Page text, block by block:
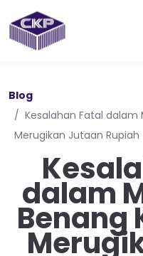
Blog
Kesalahan Fatal
Merugikan Jutaan Rupiah
dalam
Benang